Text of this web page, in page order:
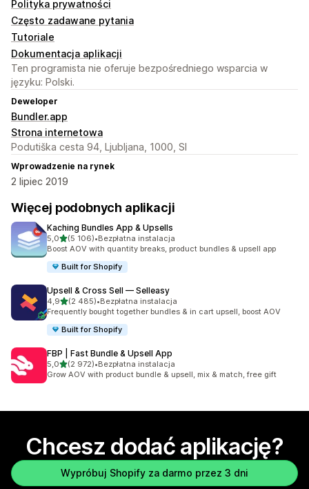
Polityka prywatności
Często zadawane pytania
Tutoriale
Dokumentacja aplikacji
Ten programista nie oferuje bezpośredniego wsparcia w
języku: Polski.
Deweloper
Bundler.app
Strona internetowa
Podutiška cesta 94, Ljubljana, 1000, SI
Wprowadzenie na rynek
2 lipiec 2019
Więcej podobnych aplikacji
Kaching Bundles App & Upsells
5,0na 5 gwiazdek
(5 106)
Łączna liczba recenzji: 5106
•Bezpłatna instalacja
Boost AOV with quantity breaks, product bundles & upsell app
Built for Shopify
Upsell & Cross Sell — Selleasy
4,9na 5 gwiazdek
(2 485)
Łączna liczba recenzji: 2485
•Bezpłatna instalacja
Frequently bought together bundles & in cart upsell, boost AOV
Built for Shopify
FBP | Fast Bundle & Upsell App
5,0na 5 gwiazdek
(2 972)
Łączna liczba recenzji: 2972
•Bezpłatna instalacja
Grow AOV with product bundle & upsell, mix & match, free gift
Chcesz dodać aplikację?
Wypróbuj Shopify za darmo przez 3 dni